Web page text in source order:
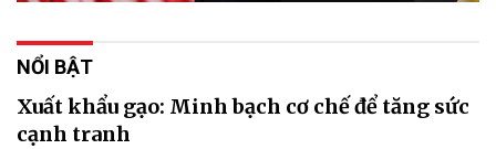
NỔI BẬT
Xuất khẩu gạo: Minh bạch cơ chế để tăng sức
cạnh tranh